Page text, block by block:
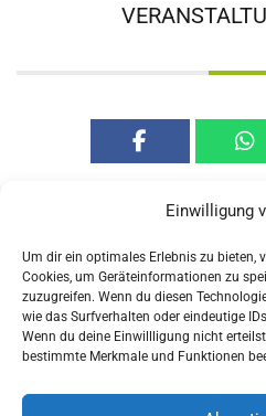
Einwilligung
Um dir ein optimales Erlebnis zu bieten,
Cookies, um Geräteinformationen zu
zuzugreifen. Wenn du diesen
wie das Surfverhalten oder eindeutige
Wenn du deine Einwillligung nicht
bestimmte Merkmale und Funktionen
Vorherige
Veranstaltung